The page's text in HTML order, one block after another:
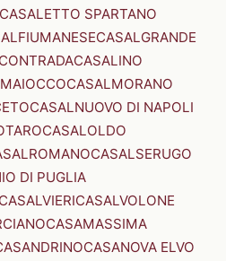
CASALETTO SPARTANO
CASALGRANDE
CASALINO
CASALMORANO
CASALNUOVO DI NAPOLI
CASALOLDO
CASALSERUGO
DI PUGLIA
CASALVIERICASALVOLONE
CASAMASSIMA
CASANOVA ELVO